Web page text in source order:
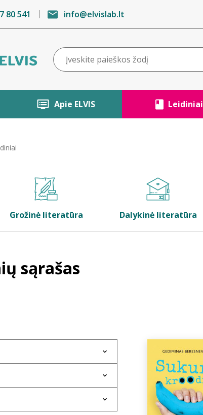
80 541 info@elvislab.lt
Apie ELVIS Leidiniai
Grožinė literatūra Dalykinė literatūra
sąrašas